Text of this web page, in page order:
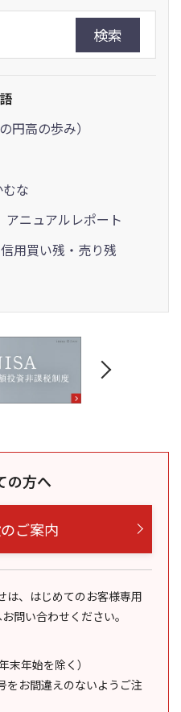
検索
円高の歩み）
な
アニュアルレポート
信用買い残・売り残
の方へ
ご案内
は、はじめてのお客様専用
問い合わせください。
年始を除く）
をお間違えのないようご注